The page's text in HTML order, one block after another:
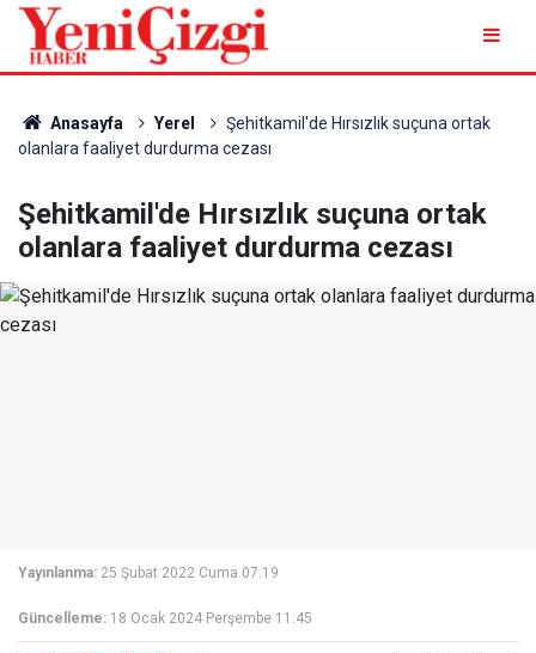
Anasayfa Yerel
Şehitkamil'de Hırsızlık suçuna ortak
olanlara faaliyet durdurma cezası
Şehitkamil'de Hırsızlık suçuna ortak
olanlara faaliyet durdurma cezası
Yayınlanma: 25 Şubat 2022 Cuma 07:19
Güncelleme: 18 Ocak 2024 Perşembe 11:45